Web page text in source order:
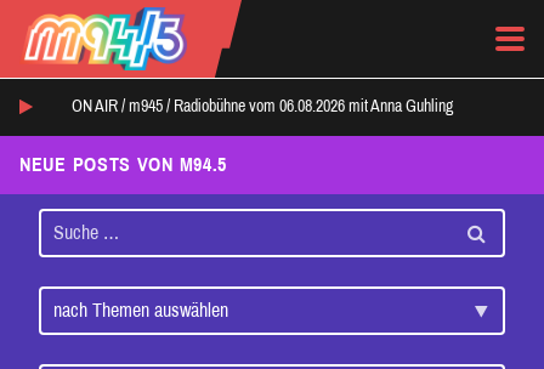
ON AIR / m945 / Radiobühne vom 06.08.2026 mit Anna Guhling
NEUE POSTS VON M94.5